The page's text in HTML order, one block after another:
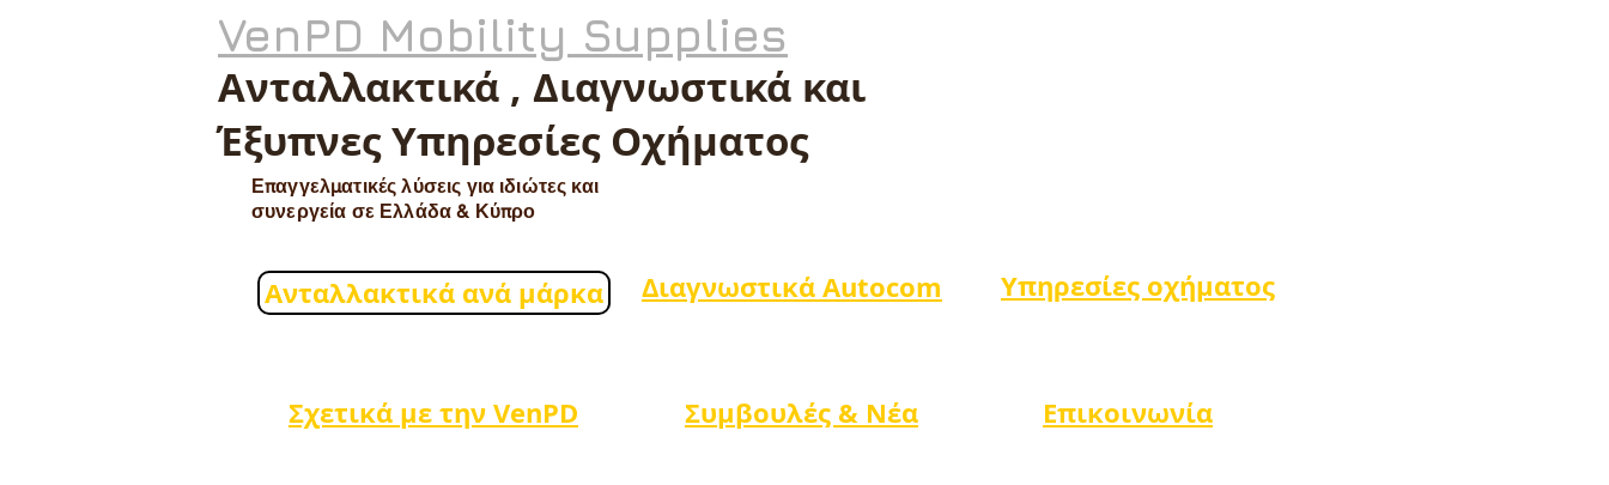
VenPD Mobility Supplies
Ανταλλακτικά , Διαγνωστικά και
Έξυπνες Υπηρεσίες Οχήματος
Επαγγελματικές λύσεις για ιδιώτες και
συνεργεία σε Ελλάδα & Κύπρο
Ανταλλακτικά ανά μάρκα Διαγνωστικά Autocom Υπηρεσίες οχήματος
Σχετικά με την VenPD Συμβουλές & Νέα Επικοινωνία